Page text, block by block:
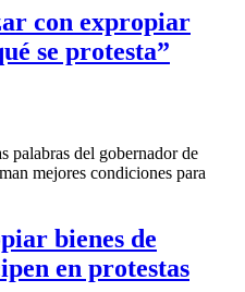
con expropiar
se protesta”
palabras del gobernador de
mejores condiciones para
bienes de
en protestas